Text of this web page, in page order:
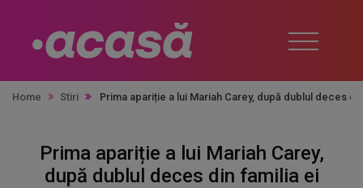
Home Stiri Prima apariție a lui Mariah Carey, după dublul deces
Prima apariție a lui Mariah Carey,
după dublul deces din familia ei